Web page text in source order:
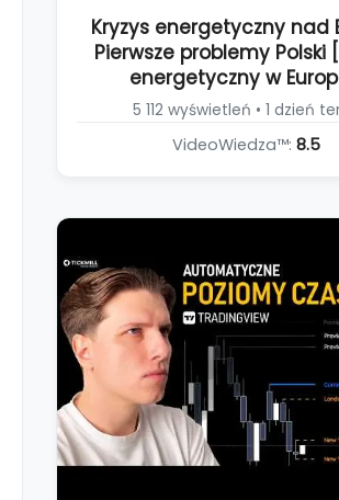
Kryzys energetyczny nad
Pierwsze problemy Polski
energetyczny w
5 112 wyświetleń • 1 dzień
VideoWiedza™: 8.5